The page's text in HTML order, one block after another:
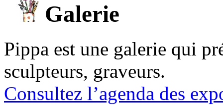
Galerie
Pippa est une galerie qui
sculpteurs, graveurs.
Consultez l’agenda des